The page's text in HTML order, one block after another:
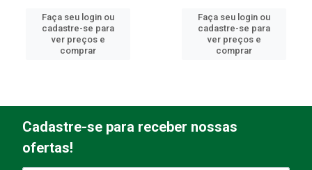
Faça seu login ou
cadastre-se para
ver preços e
comprar
Faça seu login ou
cadastre-se para
ver preços e
comprar
Cadastre-se para receber nossas
ofertas!